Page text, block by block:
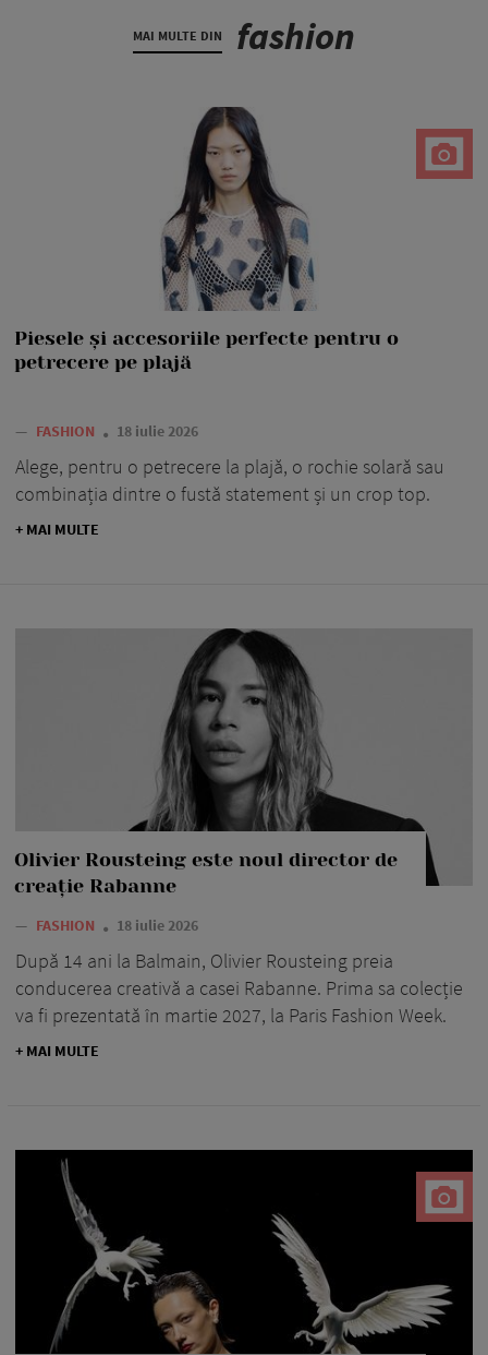
MAI MULTE DIN fashion
Piesele și accesoriile perfecte pentru o
petrecere pe plajă
— FASHION 18 iulie 2026
Alege, pentru o petrecere la plajă, o rochie solară sau
combinația dintre o fustă statement și un crop top.
+ MAI MULTE
Olivier Rousteing este noul director de
creație Rabanne
— FASHION 18 iulie 2026
După 14 ani la Balmain, Olivier Rousteing preia
conducerea creativă a casei Rabanne. Prima sa colecție
va fi prezentată în martie 2027, la Paris Fashion Week.
+ MAI MULTE